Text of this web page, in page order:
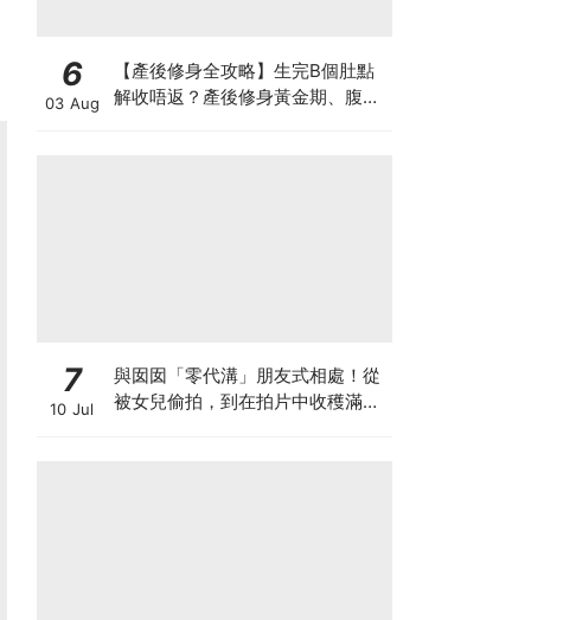
6
03 Aug
【產後修身全攻略】生完B個肚點
解收唔返？產後修身黃金期、腹直
7
10 Jul
與囡囡「零代溝」朋友式相處！從
被女兒偷拍，到在拍片中收穫滿足